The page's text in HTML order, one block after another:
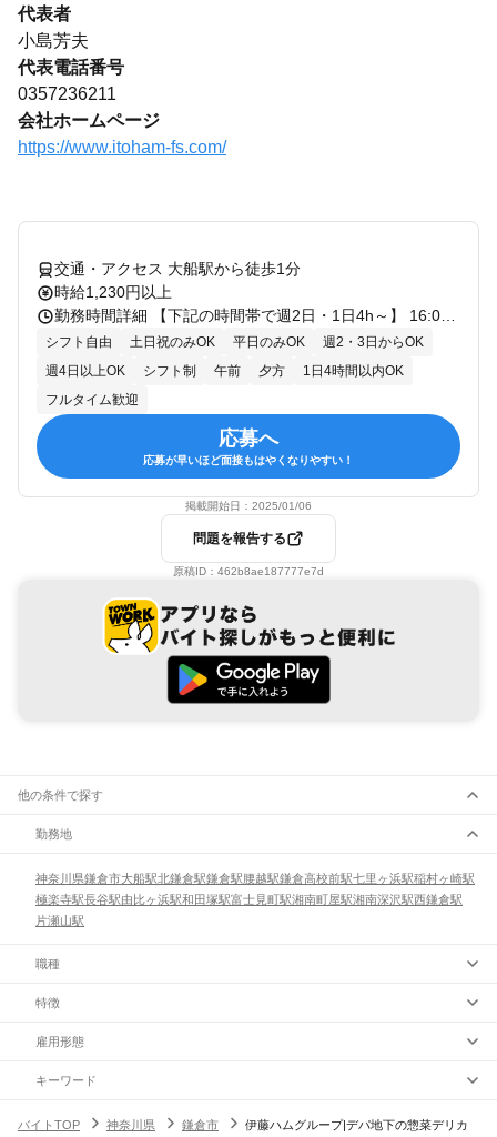
代表者
小島芳夫
代表電話番号
0357236211
会社ホームページ
https://www.itoham-fs.com/
交通・アクセス 大船駅から徒歩1分
時給1,230円以上
シフト自由 土日祝のみOK 平日のみOK
週2・3日からOK
週4日以上OK
シフト制 午前 夕方
1日4時間以内OK
フルタイム歓迎
応募へ
応募が早いほど面接もはやくなりやすい！
掲載開始日： 2025/01/06
問題を報告する
原稿ID： 462b8ae187777e7d
他の条件で探す
勤務地
神奈川県鎌倉市大船駅北鎌倉駅鎌倉駅腰越駅鎌倉高校前駅七里ヶ浜駅稲村ヶ崎駅
極楽寺駅長谷駅由比ヶ浜駅和田塚駅富士見町駅湘南町屋駅湘南深沢駅西鎌倉駅
片瀬山駅
職種
特徴
雇用形態
キーワード
バイトTOP 神奈川県 鎌倉市 伊藤ハムグループ|デパ地下の惣菜デリカ